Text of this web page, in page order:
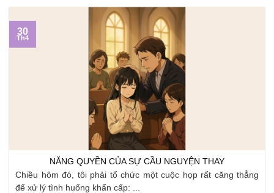
NĂNG QUYỀN CỦA SỰ CẦU NGUYỆN THAY
Chiều hôm đó, tôi phải tổ chức một cuộc họp rất căng thẳng
để xử lý tình huống khẩn cấp: ...
30
Th4